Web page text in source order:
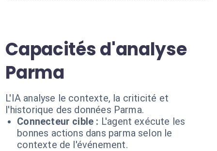
Capacités d'analyse
Parma
L'IA analyse le contexte, la criticité et
l'historique des données Parma.
Connecteur cible : L'agent exécute les
bonnes actions dans parma selon le
contexte de l'événement.